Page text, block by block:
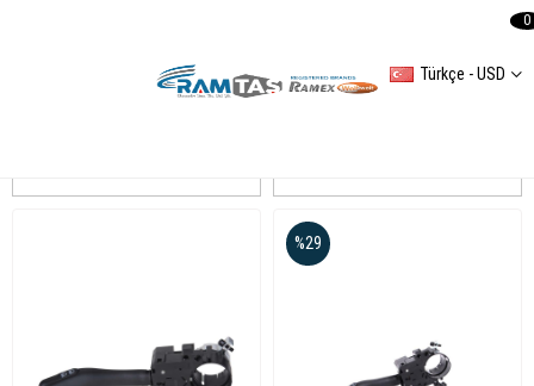
Türkçe - USD
0
%29